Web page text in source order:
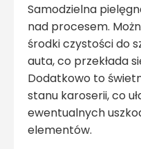
Samodzielna
nad procesem.
środki czystości do
auta, co przekłada
Dodatkowo to
stanu karoserii, co
ewentualnych
elementów.